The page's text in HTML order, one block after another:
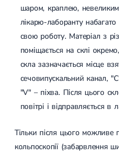
шаром, краплею,
лікарю-лаборанту
свою роботу. Матеріал з
поміщається на склі
скла зазначається місце
сечовипускальний канал,
"V" – піхва. Після цього
повітрі і відправляється в
Тільки після цього можливе
кольпоскопії (забарвлення